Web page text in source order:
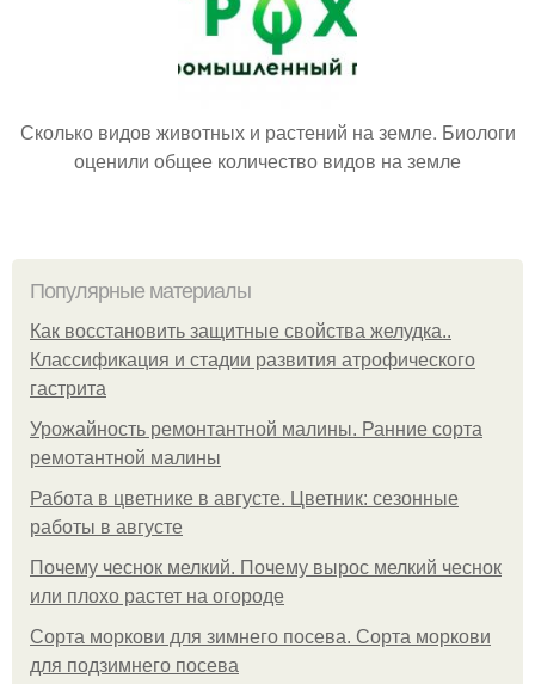
Сколько видов животных и растений на земле. Биологи
оценили общее количество видов на земле
Популярные материалы
Как восстановить защитные свойства желудка..
Классификация и стадии развития атрофического
гастрита
Урожайность ремонтантной малины. Ранние сорта
ремотантной малины
Работа в цветнике в августе. Цветник: сезонные
работы в августе
Почему чеснок мелкий. Почему вырос мелкий чеснок
или плохо растет на огороде
Сорта моркови для зимнего посева. Сорта моркови
для подзимнего посева